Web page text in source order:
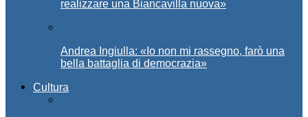
realizzare una Biancavilla nuova»
Andrea Ingiulla: «Io non mi rassegno, farò una
bella battaglia di democrazia»
Cultura